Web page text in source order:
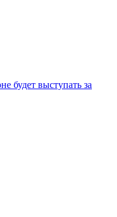
будет выступать за